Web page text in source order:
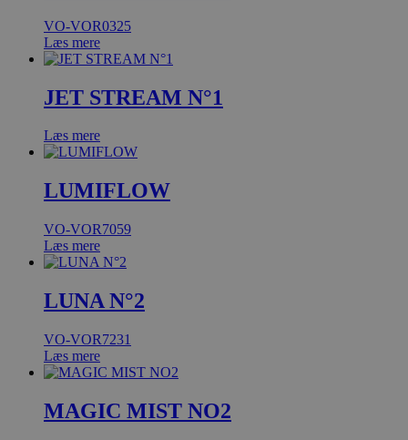
VO-VOR0325
Læs mere
JET STREAM N°1
Læs mere
LUMIFLOW
VO-VOR7059
Læs mere
LUNA N°2
VO-VOR7231
Læs mere
MAGIC MIST NO2